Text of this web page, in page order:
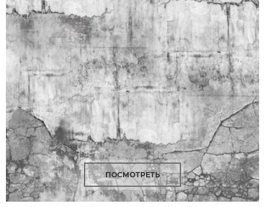
ПОСМОТРЕТЬ